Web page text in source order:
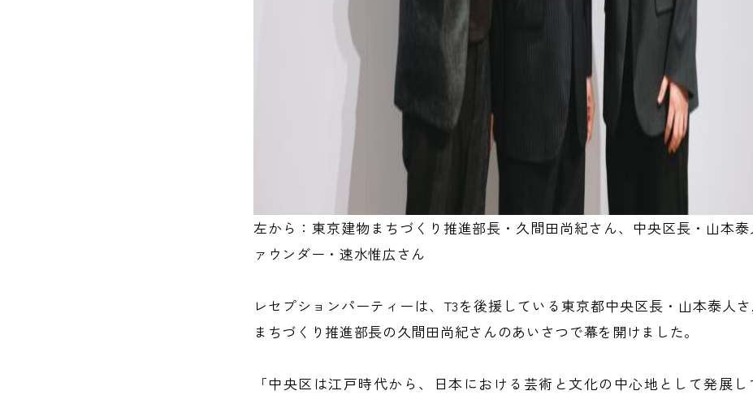
左から：東京建物まちづくり推進部長・久間田尚紀さん、中央区長・山本泰
ァウンダー・速水惟広さん
レセプションパーティーは、T3を後援している東京都中央区長・山本泰人
まちづくり推進部長の久間田尚紀さんのあいさつで幕を開けました。
「中央区は江戸時代から、日本における芸術と文化の中心地として発展